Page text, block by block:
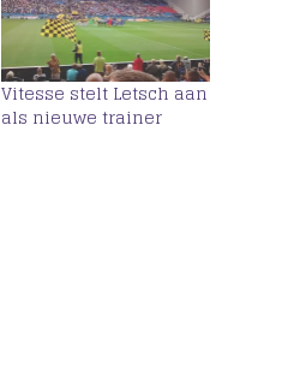
Vitesse stelt Letsch aan
als nieuwe trainer